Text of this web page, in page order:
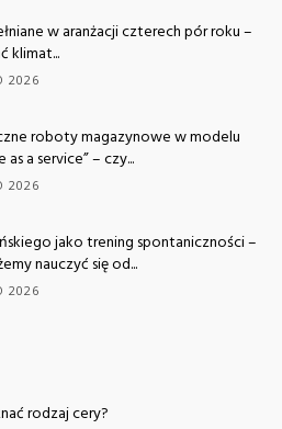
w aranżacji czterech pór roku –
klimat...
2026
roboty magazynowe w modelu
as a service” – czy...
2026
jako trening spontaniczności –
nauczyć się od...
2026
rodzaj cery?